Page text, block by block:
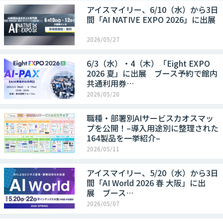
アイスマイリー、6/10（水）から3日
間「AI NATIVE EXPO 2026」に出展
2026/05/27
6/3（水）・4（木）「Eight EXPO
2026 夏」に出展 ブース予約で館内
共通利用券…
2026/05/20
職種・部署別AIサービスカオスマッ
プを公開！–導入用途別に整理された
164製品を一挙紹介–
2026/05/11
アイスマイリー、5/20（水）から3日
間「AI World 2026 春 大阪」に出
展 ブース…
2026/05/07